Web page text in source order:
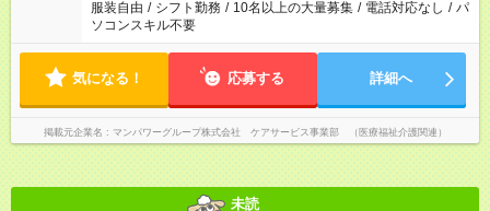
服装自由 / シフト勤務 / 10名以上の大量募集 / 電話対応なし / パ
ソコンスキル不要
気になる！ 応募する 詳細へ
掲載元企業名 マンパワーグループ株式会社 ケアサービス事業部 （医療福祉介護関連）
未読